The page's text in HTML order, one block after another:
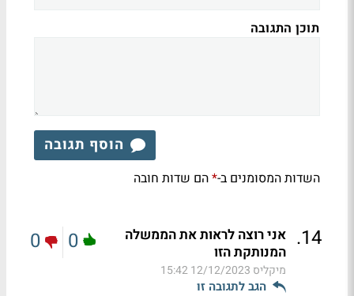
תוכן התגובה
הוסף תגובה
השדות המסומנים ב-*הם שדות חובה
14
. אני רוצה לראות את הממשלה
המנותקת הזו
מיקליס 12/12/2023 15:42
הגב לתגובה זו
0
0